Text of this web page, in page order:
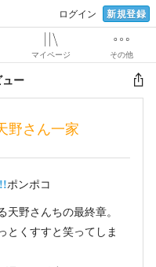
ログイン 新規登録
マイページ その他
ー
野さん一家
ポンポコ
野さんちの最終章。
とくすすと笑ってしま